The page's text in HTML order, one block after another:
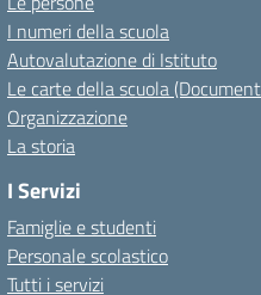
I numeri della scuola
Autovalutazione di Istituto
Le carte della scuola
Organizzazione
La storia
I Servizi
Famiglie e studenti
Personale scolastico
Tutti i servizi